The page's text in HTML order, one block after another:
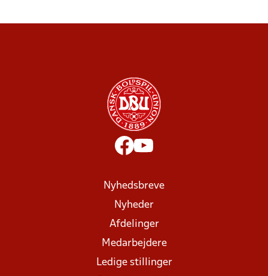
Nyhedsbreve
Nyheder
Afdelinger
Medarbejdere
Ledige stillinger